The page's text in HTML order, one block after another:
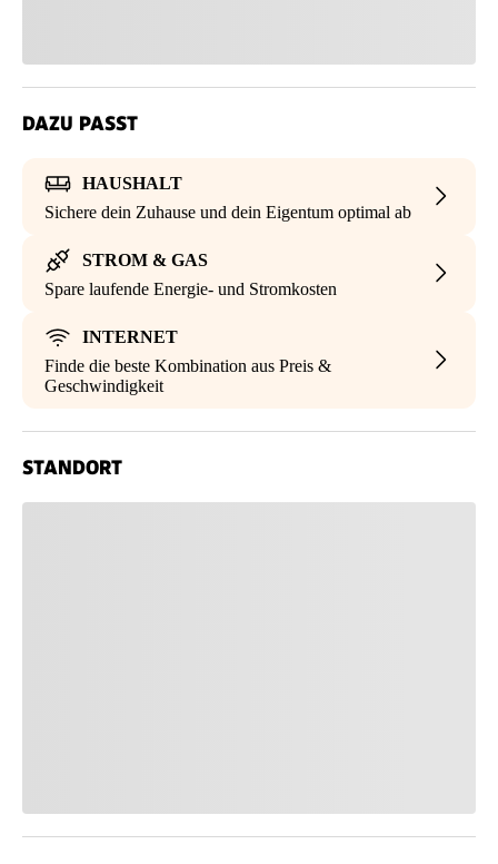
DAZU PASST
HAUSHALT
Sichere dein Zuhause und dein Eigentum optimal ab
STROM & GAS
Spare laufende Energie- und Stromkosten
INTERNET
Finde die beste Kombination aus Preis &
Geschwindigkeit
STANDORT